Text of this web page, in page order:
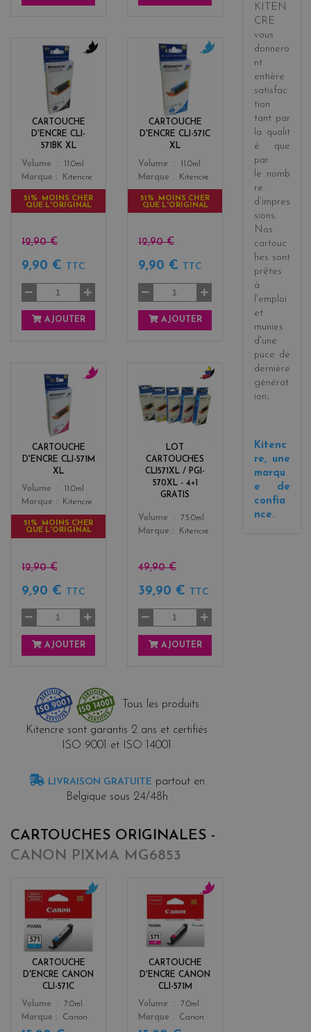
CARTOUCHE
D'ENCRE CLI-
571BK XL
Color
k
Volume
11.0ml
Marque
Kitencre
51% MOINS CHER
QUE L'ORIGINAL
12,90 €
9,90 € TTC
AJOUTER
CARTOUCHE
D'ENCRE CLI-571C
XL
Color
Volume
11.0ml
Marque
Kitencre
51% MOINS CHER
QUE L'ORIGINAL
12,90 €
9,90 € TTC
AJOUTER
CARTOUCHE
D'ENCRE CLI-571M
XL
Color
n
t
Volume
11.0ml
Marque
Kitencre
51% MOINS CHER
QUE L'ORIGINAL
12,90 €
9,90 € TTC
AJOUTER
LOT
CARTOUCHES
CLI571XL / PGI-
570XL - 4+1
GRATIS
Color
b
l
a
+
3
Volume
73.0ml
Marque
Kitencre
49,90 €
39,90 € TTC
AJOUTER
Tous les produits
Kitencre sont garantis 2 ans et certifiés
ISO 9001 et ISO 14001
LIVRAISON GRATUITE partout en
Belgique sous 24/48h
CARTOUCHES ORIGINALES -
CANON PIXMA MG6853
CARTOUCHE
D'ENCRE CANON
CLI-571C
Color
c
y
Volume
7.0ml
Marque
Canon
CARTOUCHE
D'ENCRE CANON
CLI-571M
Color
a
n
t
Volume
7.0ml
Marque
Canon
KITEN
CRE
vous
donnero
nt
entière
satisfac
tion
tant par
la qualit
é que
par
le nomb
re
d’impres
sions.
Nos
cartouc
hes sont
prêtes
à
l'emploi
et
munies
d'une
puce de
dernière
générat
ion.
Kitenc
re, une
marqu
e de
confia
nce.